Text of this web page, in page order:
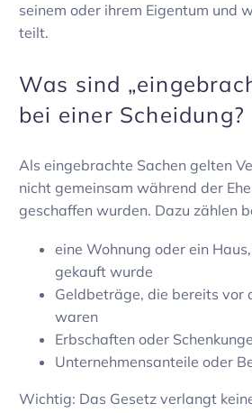
seinem oder ihrem Eigentum und
teilt.
Was sind
bei einer Schei­dung?
Als einge­brachte Sachen gelten
nicht gemeinsam während der
geschaffen wurden. Dazu zählen
eine Wohnung oder ein
gekauft wurde
Geld­be­träge, die bereits vor
waren
Erbschaften oder
Unter­neh­mens­an­teile oder
Wichtig: Das Gesetz verlangt